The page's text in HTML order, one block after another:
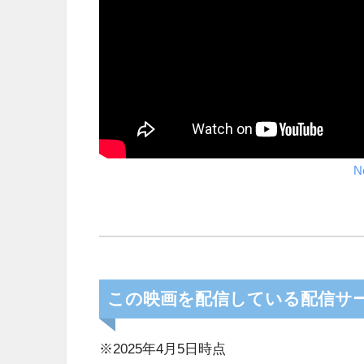
この映画を配信している配信サ
※2025年4月5日時点